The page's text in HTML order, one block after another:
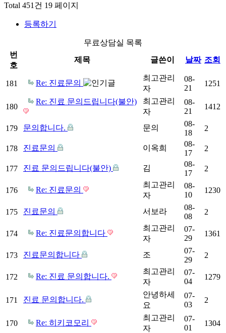
Total 451건 19 페이지
등록하기
무료상담실 목록
번
호
제목 글쓴이 날짜 조회
181 Re: 진료문의
최고관리
자
08-
21
1251
180
Re: 진료 문의드립니다(불안)
최고관리
자
08-
21
1412
179 문의합니다. 문의
08-
18
2
178 진료문의 이옥희
08-
17
2
177 진료 문의드립니다(불안) 김
08-
17
2
176 Re: 진료문의
최고관리
자
08-
10
1230
175 진료문의 서보라
08-
08
2
174 Re: 진료문의합니다
최고관리
자
07-
29
1361
173 진료문의합니다 조
07-
29
2
172 Re: 진료 문의합니다.
최고관리
자
07-
04
1279
171 진료 문의합니다.
안녕하세
요
07-
03
2
170 Re: 히키코모리
최고관리
자
07-
01
1304